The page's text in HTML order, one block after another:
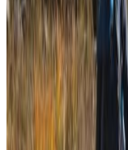
बताउनुभएको छ ।
कोरोना भाइरसको
अनलाइन फारम
ट्रयाकिङ गर्न
फैलिनेक्रममा